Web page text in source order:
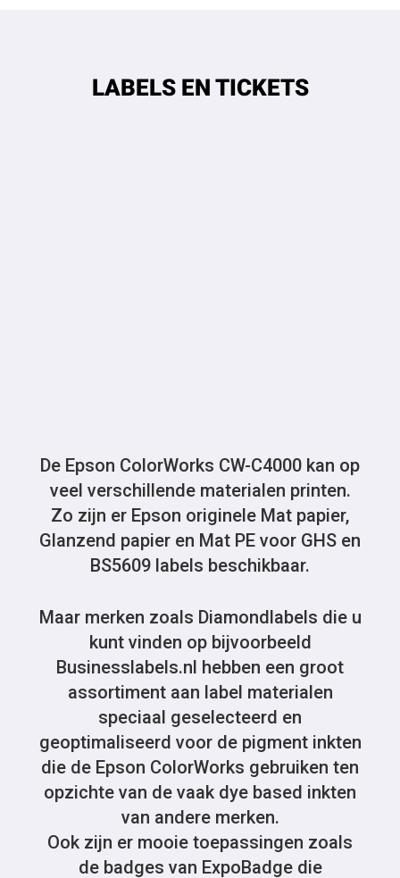
LABELS EN TICKETS
De Epson ColorWorks CW-C4000 kan op
veel verschillende materialen printen.
Zo zijn er Epson originele Mat papier,
Glanzend papier en Mat PE voor GHS en
BS5609 labels beschikbaar.
Maar merken zoals Diamondlabels die u
kunt vinden op bijvoorbeeld
Businesslabels.nl hebben een groot
assortiment aan label materialen
speciaal geselecteerd en
geoptimaliseerd voor de pigment inkten
die de Epson ColorWorks gebruiken ten
opzichte van de vaak dye based inkten
van andere merken.
Ook zijn er mooie toepassingen zoals
de badges van ExpoBadge die